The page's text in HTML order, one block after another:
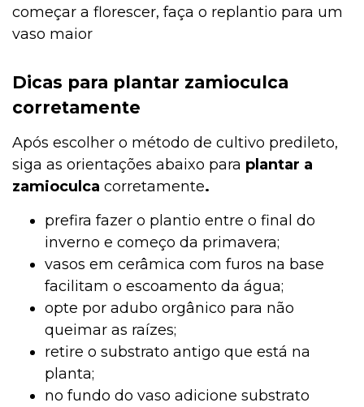
começar a florescer, faça o replantio para um
vaso maior
Dicas para plantar zamioculca
corretamente
Após escolher o método de cultivo predileto,
siga as orientações abaixo para plantar a
zamioculca corretamente.
prefira fazer o plantio entre o final do
inverno e começo da primavera;
vasos em cerâmica com furos na base
facilitam o escoamento da água;
opte por adubo orgânico para não
queimar as raízes;
retire o substrato antigo que está na
planta;
no fundo do vaso adicione substrato